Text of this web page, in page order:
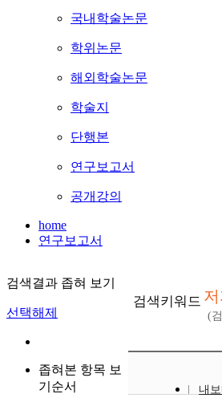
국내학술논문
학위논문
해외학술논문
학술지
단행본
연구보고서
공개강의
home
연구보고서
검색결과 좁혀 보기
선택해제
좁혀본 항목 보
기순서
검색키워드
(
내보